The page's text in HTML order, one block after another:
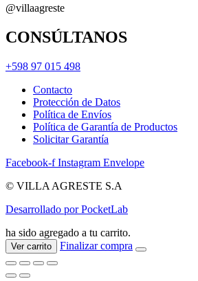
@villaagreste
CONSÚLTANOS
+598 97 015 498
Contacto
Protección de Datos
Política de Envíos
Política de Garantía de Productos
Solicitar Garantía
Facebook-f Instagram Envelope
© VILLA AGRESTE S.A
Desarrollado por PocketLab
ha sido agregado a tu carrito.
Ver carrito Finalizar compra